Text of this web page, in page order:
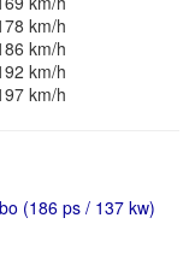
km/h
km/h
km/h
km/h
(186 ps / 137 kw)